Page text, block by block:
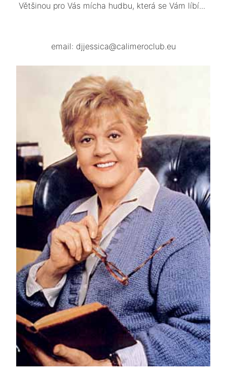
Většinou pro Vás mícha hudbu, která se Vám líbí...
email: djjessica@calimeroclub.eu